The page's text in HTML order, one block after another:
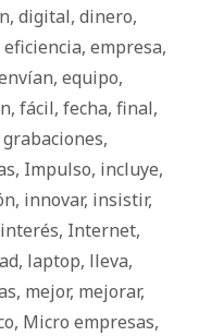
, digital, dinero,
eficiencia, empresa,
, equipo,
, fácil, fecha, final,
grabaciones,
, Impulso, incluye,
, innovar, insistir,
interés, Internet,
, laptop, lleva,
, mejor, mejorar,
, Micro empresas,